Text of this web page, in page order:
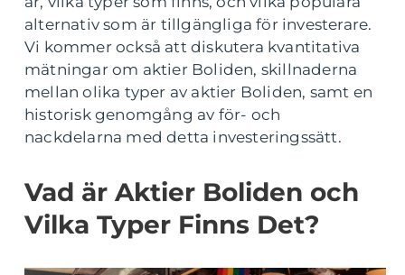
alternativ som är tillgängliga för investerare.
Vi kommer också att diskutera kvantitativa
mätningar om aktier Boliden, skillnaderna
mellan olika typer av aktier Boliden, samt en
historisk genomgång av för- och
nackdelarna med detta investeringssätt.
Vad är Aktier Boliden och
Vilka Typer Finns Det?